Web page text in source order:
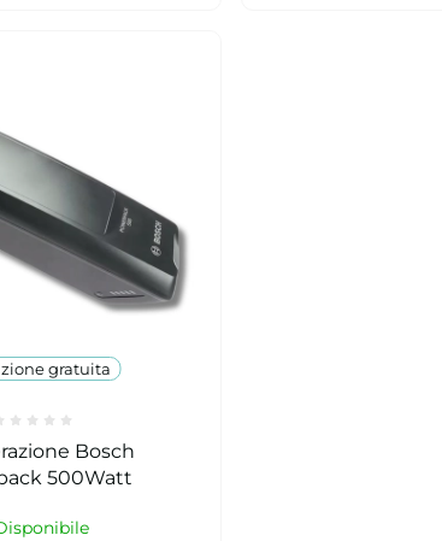
gratuita
Bosch
500Watt